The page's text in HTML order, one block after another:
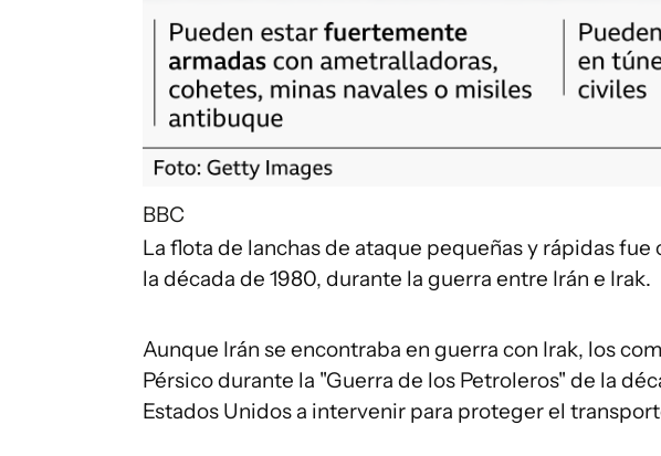
BBC
La flota de lanchas de ataque pequeñas y rápidas
la década de 1980, durante la guerra entre Irán e Irak.
Aunque Irán se encontraba en guerra con Irak, los
Pérsico durante la "Guerra de los Petroleros" de la
Estados Unidos a intervenir para proteger el